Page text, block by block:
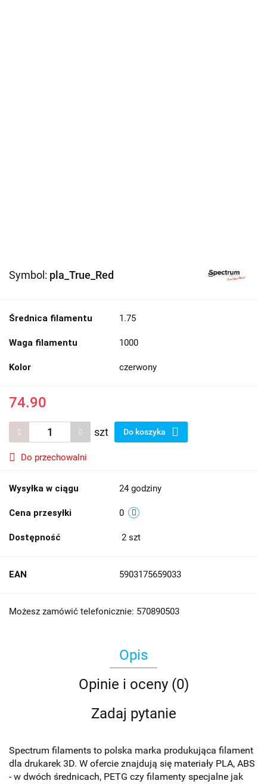
Symbol: pla_True_Red
Średnica filamentu 1.75
Waga filamentu 1000
Kolor czerwony
74.90
szt Do koszyka
Do przechowalni
Wysyłka w ciągu 24 godziny
Cena przesyłki 0
Dostępność 2 szt
EAN 5903175659033
Możesz zamówić telefonicznie: 570890503
Opis
Opinie i oceny (0)
Zadaj pytanie
Spectrum filaments to polska marka produkująca filament
dla drukarek 3D. W ofercie znajdują się materiały PLA, ABS
- w dwóch średnicach, PETG czy filamenty specjalne jak